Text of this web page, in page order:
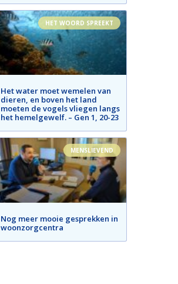
HET WOORD SPREEKT
Het water moet wemelen van
dieren, en boven het land
moeten de vogels vliegen langs
het hemelgewelf. – Gen 1, 20-23
MENSLIEVEND
Nog meer mooie gesprekken in
woonzorgcentra